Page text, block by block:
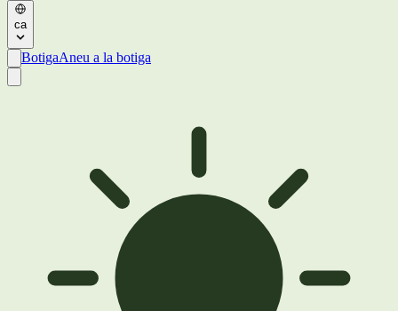
ca
BotigaAneu a la botiga